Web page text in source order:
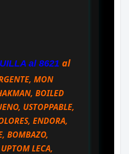
al 8621 al
MON
BOILED
USTOPPABLE,
ENDORA,
BOMBAZO,
LECA,